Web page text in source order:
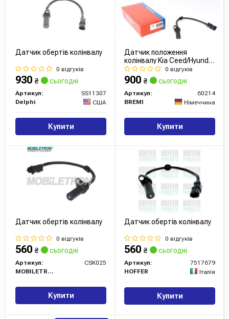
Датчик обертів колінвалу
0 відгуків
930 ₴ сьогодні
Артикул:
SS11307
Delphi
США
Купити
Датчик положення
колінвалу Kia Ceed/Hyundai
i30 1.6 07-
0 відгуків
900 ₴ сьогодні
Артикул:
60214
BREMI
Німеччина
Купити
Датчик обертів колінвалу
0 відгуків
560 ₴ сьогодні
Артикул:
CSK025
MOBILETRON
Купити
Датчик обертів колінвалу
0 відгуків
560 ₴ сьогодні
Артикул:
7517679
HOFFER
Італія
Купити